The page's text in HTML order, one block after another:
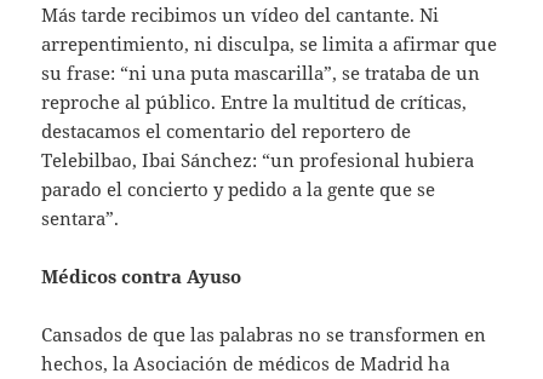
Más tarde recibimos un vídeo del cantante. Ni
arrepentimiento, ni disculpa, se limita a afirmar que
su frase: “ni una puta mascarilla”, se trataba de un
reproche al público. Entre la multitud de críticas,
destacamos el comentario del reportero de
Telebilbao, Ibai Sánchez: “un profesional hubiera
parado el concierto y pedido a la gente que se
sentara”.
Médicos contra Ayuso
Cansados de que las palabras no se transformen en
hechos, la Asociación de médicos de Madrid ha